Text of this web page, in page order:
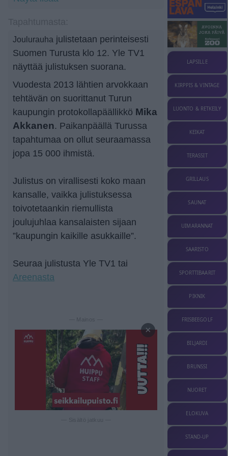
Joulurauha julistetaan perinteisesti
Suomen Turusta klo 12. Yle TV1
näyttää julistuksen suorana.
Vuodesta 2013 lähtien arvokkaan
tehtävän on suorittanut Turun
kaupungin proto­kol­la­pääl­likkö Mika
Akkanen. Paikanpäällä Turussa
tapahtumaa on ollut seuraamassa
jopa 15 000 ihmistä.
Julistus on virallisesti koko maan
kansalle, vaikka julistuksessa
toivotetaankin riemullista
joulujuhlaa kansalaisten sijaan
”kaupungin kaikille asukkaille”.
Seuraa julistusta Yle TV1 tai
Areenasta
— Mainos —
×
LAPSILLE
KIRPPIS & VINTAGE
LUONTO & RETKEILY
KEIKAT
TERASSIT
GRILLAUS
SAUNAT
UIMARANNAT
SAARISTO
SPORTTIBAARIT
PIKNIK
FRISBEEGOLF
BILJARDI
BRUNSSI
NUORET
ELOKUVA
STAND-UP